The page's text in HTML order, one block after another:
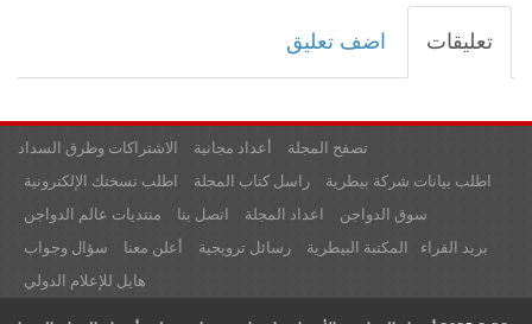
تعليقات اضف تعليق
الاشتراكات وطرق السداد أعداد مجانية
تصفح المجلة
اطلب نسختك الإلكترونية
راسل كتاب المجلة
اطلب بيانات شركة بيطرية
منتديات عالم الدواجن
اتصل بنا اعداد المجلة
سوق الدواجن
سؤال وجواب
أعلن معنا رسائل ترويجية المكتبة البيطرية
بريد القراء
هايل للإعلام الدولي